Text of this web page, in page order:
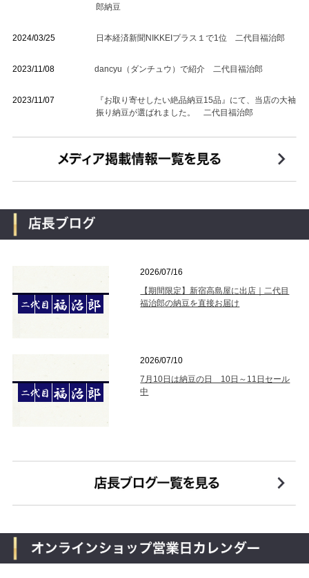
郎納豆
2024/03/25 日本経済新聞NIKKEIプラス１で1位 二代目福治郎
2023/11/08 dancyu（ダンチュウ）で紹介 二代目福治郎
2023/11/07
『お取り寄せしたい絶品納豆15品』にて、当店の大袖
振り納豆が選ばれました。 二代目福治郎
2026/07/16
【期間限定】新宿高島屋に出店｜二代目
福治郎の納豆を直接お届け
2026/07/10
7月10日は納豆の日 10日～11日セール
中